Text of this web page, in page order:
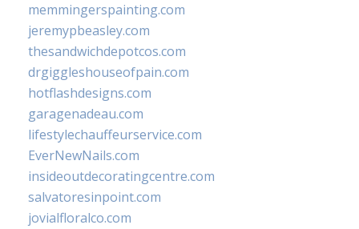
memmingerspainting.com
jeremypbeasley.com
thesandwichdepotcos.com
drgiggleshouseofpain.com
hotflashdesigns.com
garagenadeau.com
lifestylechauffeurservice.com
EverNewNails.com
insideoutdecoratingcentre.com
salvatoresinpoint.com
jovialfloralco.com